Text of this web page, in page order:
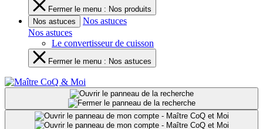
Fermer le menu : Nos produits
Nos astuces
Nos astuces
Nos astuces
Le convertisseur de cuisson
Fermer le menu : Nos astuces